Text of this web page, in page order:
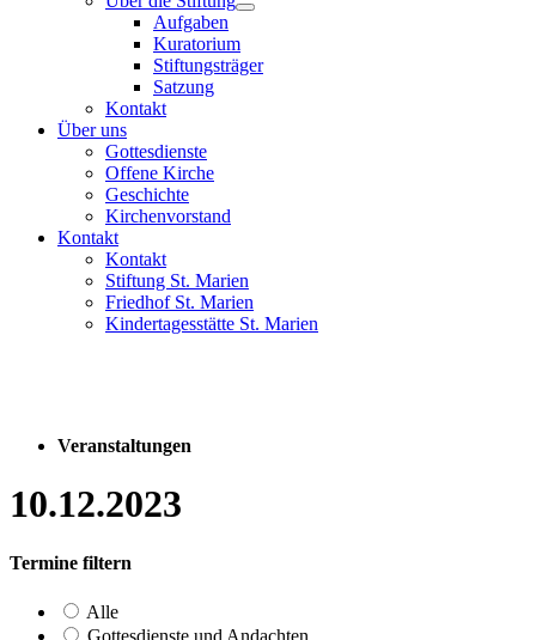
Aufgaben
Kuratorium
Stiftungsträger
Satzung
Kontakt
Über uns
Gottesdienste
Offene Kirche
Geschichte
Kirchenvorstand
Kontakt
Kontakt
Stiftung St. Marien
Friedhof St. Marien
Kindertagesstätte St. Marien
Veranstaltungen
10.12.2023
Termine filtern
Alle